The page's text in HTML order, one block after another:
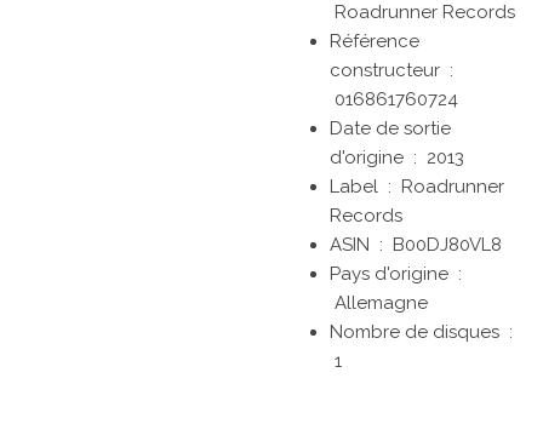
Roadrunner Records
Référence
constructeur ‏ :
016861760724
Date de sortie
d'origine ‏ : ‎ 2013
Label ‏ : ‎ Roadrunner
Records
ASIN ‏ : ‎ B00DJ80VL8
Pays d'origine ‏ :
Allemagne
Nombre de disques ‏ :
1